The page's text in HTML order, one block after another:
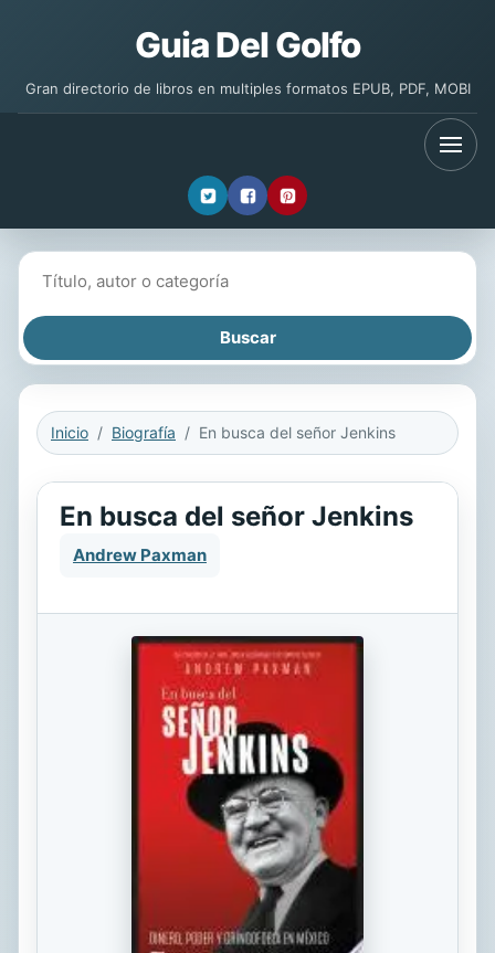
Guia Del Golfo
Gran directorio de libros en multiples formatos EPUB, PDF, MOBI
Inicio Biografía En busca del señor Jenkins
En busca del señor Jenkins
Andrew Paxman